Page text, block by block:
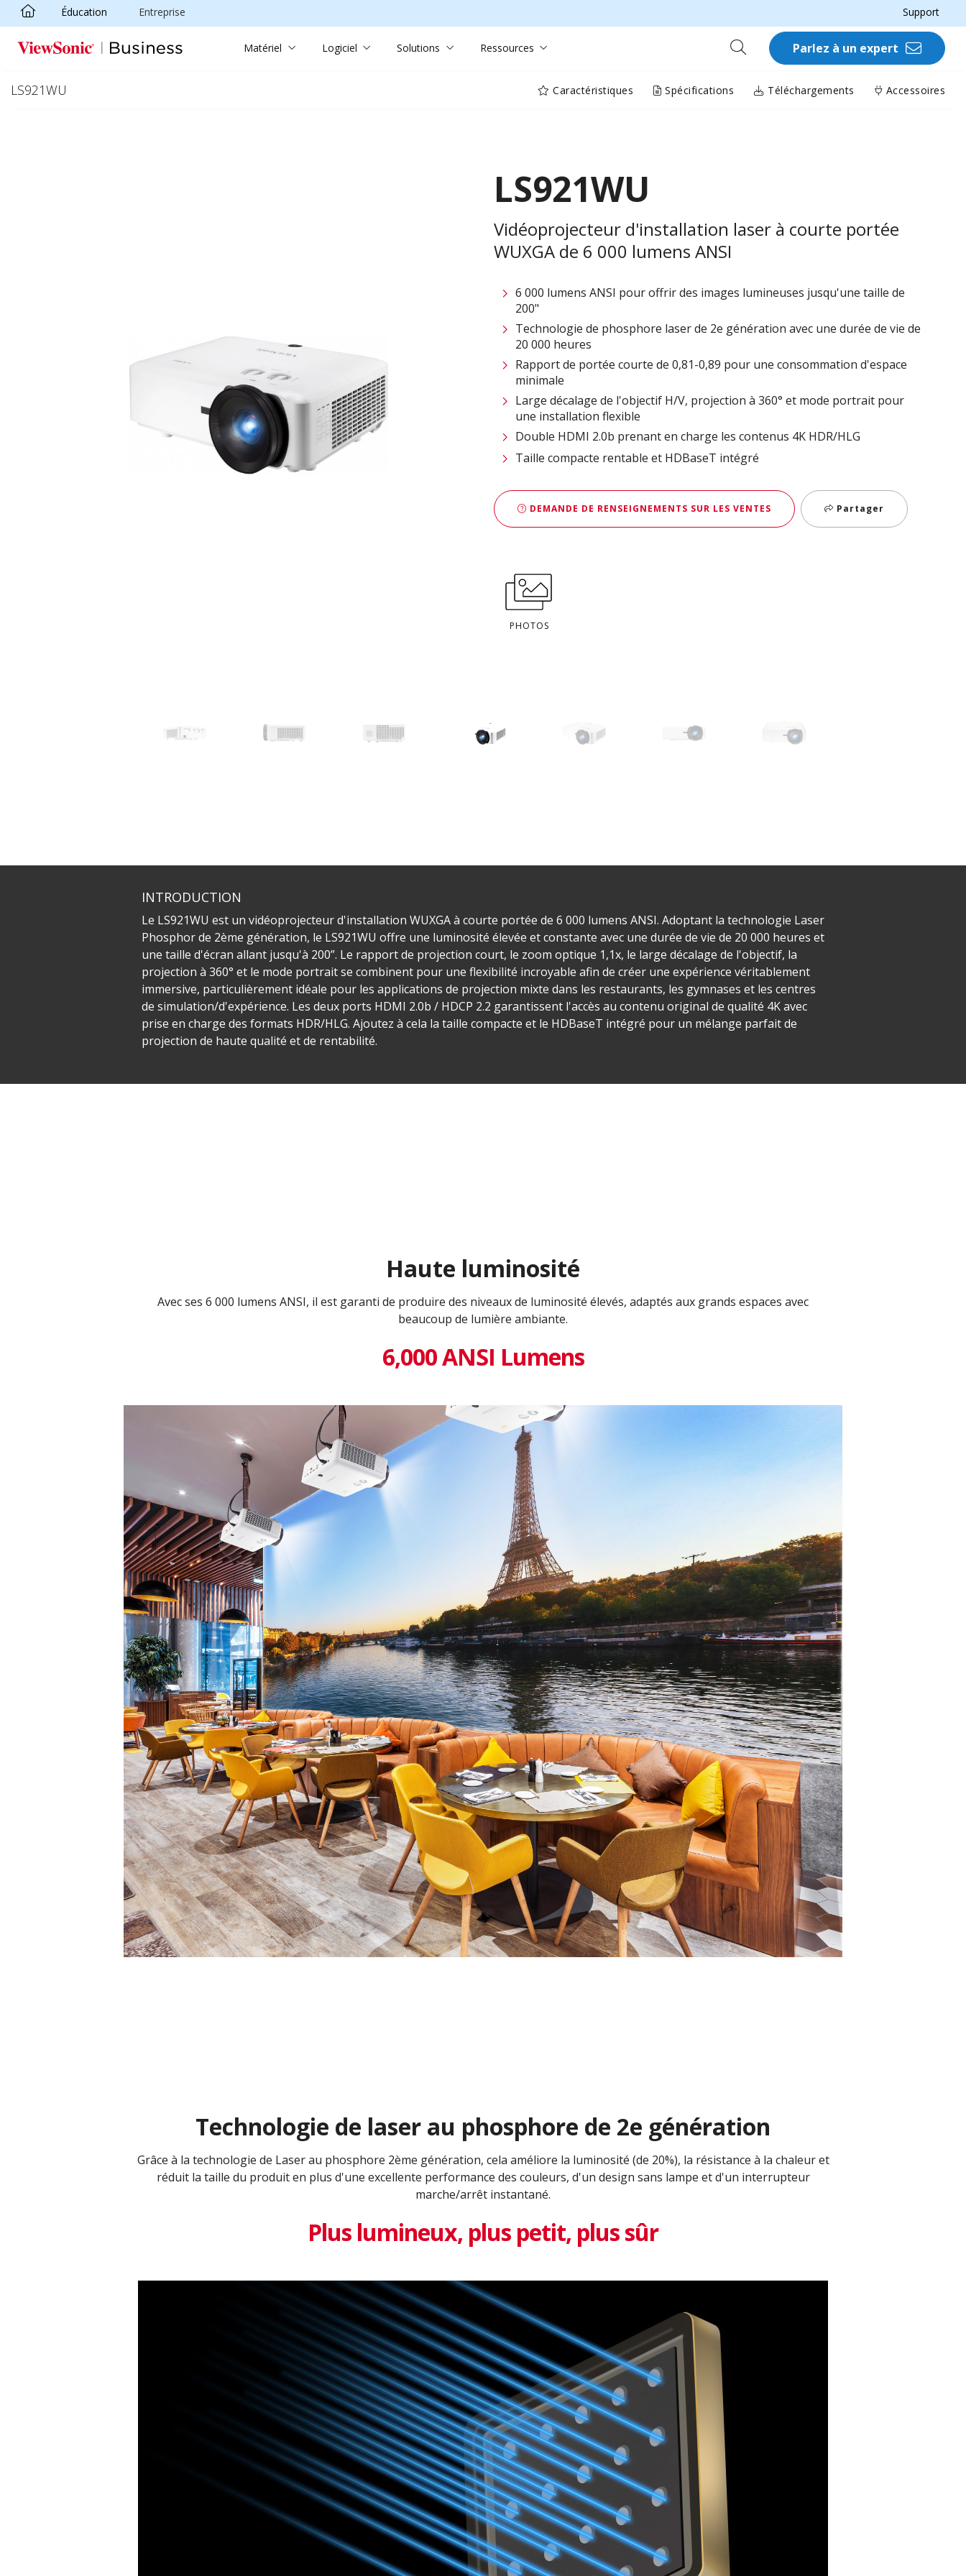
Passer au contenu principal
Éducation Entreprise Support
Matériel Logiciel Solutions Ressources Parlez à un expert
LS921WU Caractéristiques Spécifications Téléchargements Accessoires
LS921WU
Vidéoprojecteur d'installation laser à courte portée
WUXGA de 6 000 lumens ANSI
6 000 lumens ANSI pour offrir des images lumineuses jusqu'une taille de
200"
Technologie de phosphore laser de 2e génération avec une durée de vie de
20 000 heures
Rapport de portée courte de 0,81-0,89 pour une consommation d'espace
minimale
Large décalage de l'objectif H/V, projection à 360° et mode portrait pour
une installation flexible
Double HDMI 2.0b prenant en charge les contenus 4K HDR/HLG
Taille compacte rentable et HDBaseT intégré
DEMANDE DE RENSEIGNEMENTS SUR LES VENTES Partager
PHOTOS
INTRODUCTION
Le LS921WU est un vidéoprojecteur d'installation WUXGA à courte portée de 6 000 lumens ANSI. Adoptant la technologie Laser
Phosphor de 2ème génération, le LS921WU offre une luminosité élevée et constante avec une durée de vie de 20 000 heures et
une taille d'écran allant jusqu'à 200”. Le rapport de projection court, le zoom optique 1,1x, le large décalage de l'objectif, la
projection à 360° et le mode portrait se combinent pour une flexibilité incroyable afin de créer une expérience véritablement
immersive, particulièrement idéale pour les applications de projection mixte dans les restaurants, les gymnases et les centres
de simulation/d'expérience. Les deux ports HDMI 2.0b / HDCP 2.2 garantissent l'accès au contenu original de qualité 4K avec
prise en charge des formats HDR/HLG. Ajoutez à cela la taille compacte et le HDBaseT intégré pour un mélange parfait de
projection de haute qualité et de rentabilité.
Haute luminosité
Avec ses 6 000 lumens ANSI, il est garanti de produire des niveaux de luminosité élevés, adaptés aux grands espaces avec
beaucoup de lumière ambiante.
6,000 ANSI Lumens
Technologie de laser au phosphore de 2e génération
Grâce à la technologie de Laser au phosphore 2ème génération, cela améliore la luminosité (de 20%), la résistance à la chaleur et
réduit la taille du produit en plus d'une excellente performance des couleurs, d'un design sans lampe et d'un interrupteur
marche/arrêt instantané.
Plus lumineux, plus petit, plus sûr